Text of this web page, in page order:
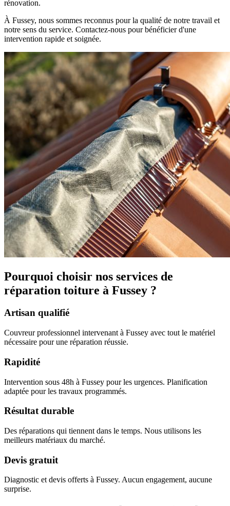
rénovation.
À Fussey, nous sommes reconnus pour la qualité de notre travail et
notre sens du service. Contactez-nous pour bénéficier d'une
intervention rapide et soignée.
Pourquoi choisir nos services de
réparation toiture à Fussey ?
Artisan qualifié
Couvreur professionnel intervenant à Fussey avec tout le matériel
nécessaire pour une réparation réussie.
Rapidité
Intervention sous 48h à Fussey pour les urgences. Planification
adaptée pour les travaux programmés.
Résultat durable
Des réparations qui tiennent dans le temps. Nous utilisons les
meilleurs matériaux du marché.
Devis gratuit
Diagnostic et devis offerts à Fussey. Aucun engagement, aucune
surprise.